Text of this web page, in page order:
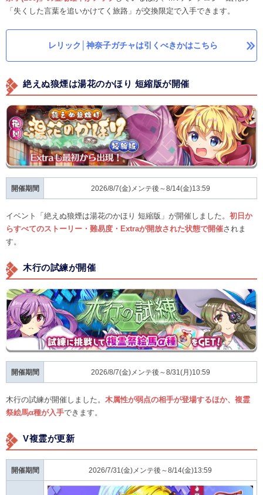
「失くした言葉を追いかけてく旅路」が交換限定で入手できます。
レリック│神奈子ガチャは引くべきかはこちら
絶えぬ狼煙は湯花のかほり 短縮版が開催
開催期間 2026/8/7(金)メンテ後～8/14(金)13:59
イベント「絶えぬ狼煙は湯花のかほり 短縮版」が開催しました。 初日か
らすべてのストーリー・難易度・Extraが開放された状態で開催されま
す。
木行の試練が開催
開催期間 2026/8/7(金)メンテ後～8/31(月)10:59
木行の試練が開催しました。 木属性が弱点の相手が登場するほか、複霊
祭絵馬α種が入手できます。
V複霊が更新
開催期間 2026/7/31(金)メンテ後～8/14(金)13:59